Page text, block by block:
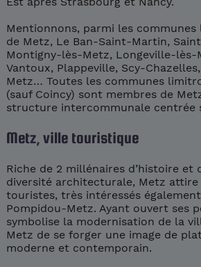
Mentionnons, parmi les communes
de Metz, Le Ban-Saint-Martin,
Montigny-lès-Metz, Longeville-lès-
Vantoux, Plappeville, Scy-
Metz… Toutes les communes
(sauf Coincy) sont membres de
structure intercommunale centrée
Metz, ville touristique
Riche de 2 millénaires d’histoire et
diversité architecturale, Metz attire
touristes, très intéressés
Pompidou-Metz. Ayant ouvert ses
symbolise la modernisation de la
Metz de se forger une image de
moderne et contemporain.